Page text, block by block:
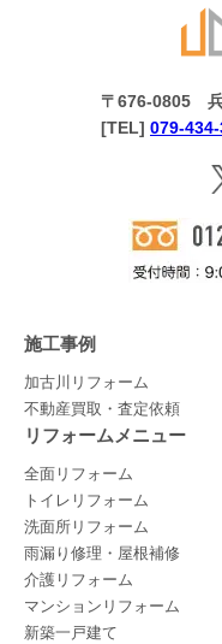
〒676-0805 兵
[TEL] 079-
施工事例
加古川リフォーム
不動産買取・査定依頼
リフォームメニュー
全面リフォーム
トイレリフォーム
洗面所リフォーム
雨漏り修理・屋根補修
介護リフォーム
マンションリフォーム
新築一戸建て